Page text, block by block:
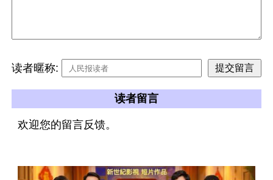
读者暱称:
读者留言
欢迎您的留言反馈。